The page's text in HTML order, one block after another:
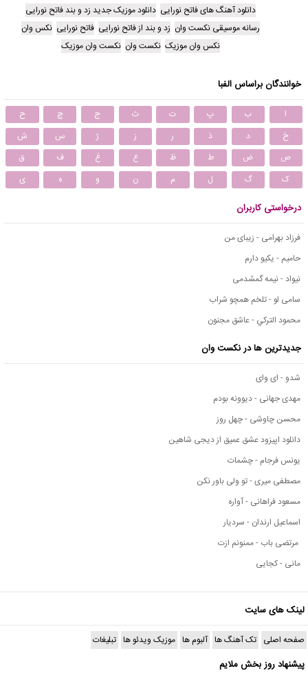
دانلود آهنگ های فاتح نورایی دانلود موزیک جدید زد و بند فاتح نورایی
رسانه موسیقی نکست وان زد و بند از فاتح نورایی فاتح نورایی نکس وان
نکس وان موزیک نکست وان نکست وان موزیک
خوانندگان براساس الفبا
ا ب پ ت ث ج چ
ح
خ
د ذ ر ز ژ س
ش
ص
ض ط ظ ع غ ف
ق
ک
گ ل م ن و ه ی
درخواستی کاربران
فرزاد بهرامی - زیبای من
حامیم - یکیو دارم
نیواد - نیمه گمشدمی
سامی لو - تلخم همچو شراب
محمود التركي - عاشق مجنون
جدیدترین ها در نکست وان
شدو - ای وای
مهدی جهانی - دیوونه بودم
محسن چاوشی - چهل روز
دانلود اپیزود عشق عمیق از دیجی شاهین
یونس فرجام - چشمات
مصطفی میری - تو ولی باور نکن
مسعود فراهانی - آواره
اسماعیل ارندان - سردیار
مرتضی باب - ممنونم ازت
مانی - کجایی
لینک های سایت
صفحه اصلی تک آهنگ ها آلبوم ها موزیک ویدئو ها تبلیغات
پیشنهاد روز بخش ملایم